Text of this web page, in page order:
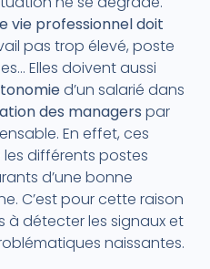
vie professionnel doit
pas trop élevé, poste
Elles doivent aussi
d’un salarié dans
des managers par
En effet, ces
différents postes
d’une bonne
C’est pour cette raison
à détecter les signaux et
naissantes.